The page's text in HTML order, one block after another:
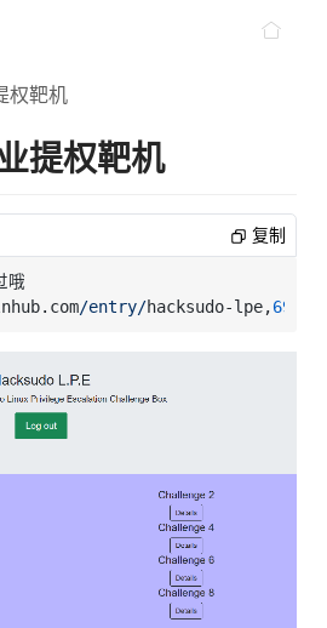
权靶机
提权靶机
复制
哦
/entry/hacksudo-lpe,698